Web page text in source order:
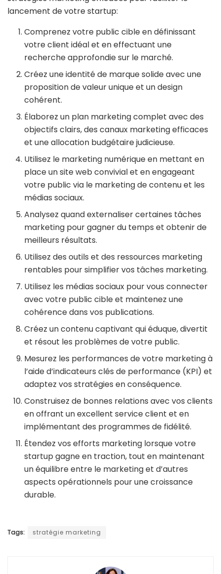
lancement de votre startup:
Comprenez votre public cible en définissant
votre client idéal et en effectuant une
recherche approfondie sur le marché.
Créez une identité de marque solide avec une
proposition de valeur unique et un design
cohérent.
Élaborez un plan marketing complet avec des
objectifs clairs, des canaux marketing efficaces
et une allocation budgétaire judicieuse.
Utilisez le marketing numérique en mettant en
place un site web convivial et en engageant
votre public via le marketing de contenu et les
médias sociaux.
Analysez quand externaliser certaines tâches
marketing pour gagner du temps et obtenir de
meilleurs résultats.
Utilisez des outils et des ressources marketing
rentables pour simplifier vos tâches marketing.
Utilisez les médias sociaux pour vous connecter
avec votre public cible et maintenez une
cohérence dans vos publications.
Créez un contenu captivant qui éduque, divertit
et résout les problèmes de votre public.
Mesurez les performances de votre marketing à
l’aide d’indicateurs clés de performance (KPI) et
adaptez vos stratégies en conséquence.
Construisez de bonnes relations avec vos clients
en offrant un excellent service client et en
implémentant des programmes de fidélité.
Étendez vos efforts marketing lorsque votre
startup gagne en traction, tout en maintenant
un équilibre entre le marketing et d’autres
aspects opérationnels pour une croissance
durable.
Tags: stratégie marketing